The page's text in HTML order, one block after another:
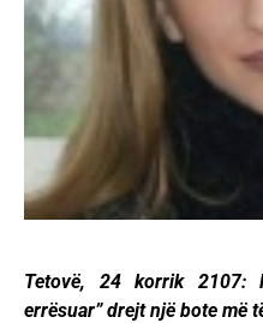
Tetovë, 24 korrik 2107:
errësuar” drejt një bote më